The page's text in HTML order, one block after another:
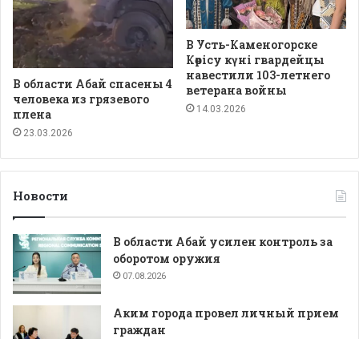
В области Абай спасены 4
человека из грязевого
плена
23.03.2026
В Усть-Каменогорске
Көрісу күні гвардейцы
навестили 103-летнего
ветерана войны
14.03.2026
Новости
В области Абай усилен контроль за
оборотом оружия
07.08.2026
Аким города провел личный прием
граждан